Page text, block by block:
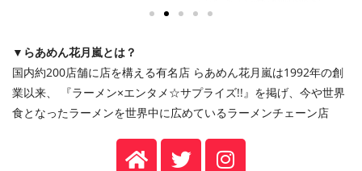
▼らあめん花月嵐とは？
国内約200店舗に店を構える有名店 らあめん花月嵐は1992年の創
業以来、 『ラーメン×エンタメ☆サプライズ!!』を掲げ、今や世界
食となったラーメンを世界中に広めているラーメンチェーン店